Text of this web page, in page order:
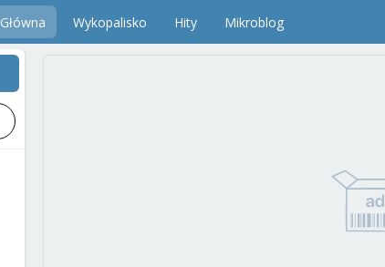
Główna Wykopalisko Hity Mikroblog